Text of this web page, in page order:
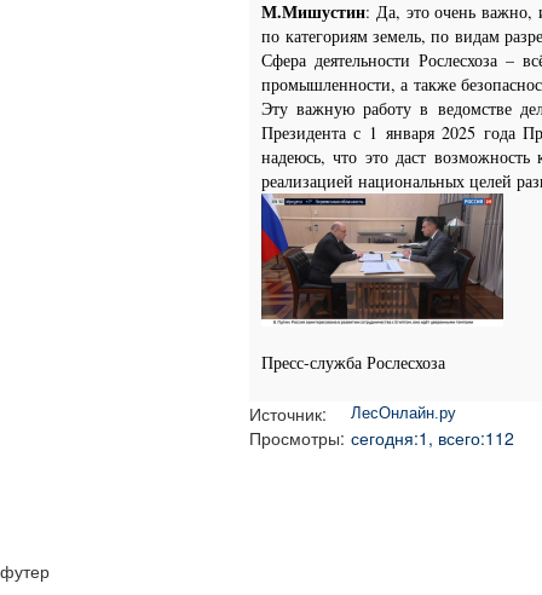
М.Мишустин: Да, это очень важно,
по категориям земель, по видам
Сфера деятельности Рослесхоза –
промышленности, а также
Эту важную работу в ведомстве
Президента с 1 января 2025 года
надеюсь, что это даст
реализацией национальных целей
Пресс-служба Рослесхоза
Источник: ЛесОнлайн.ру
Просмотры: сегодня:1, всего:112
футер